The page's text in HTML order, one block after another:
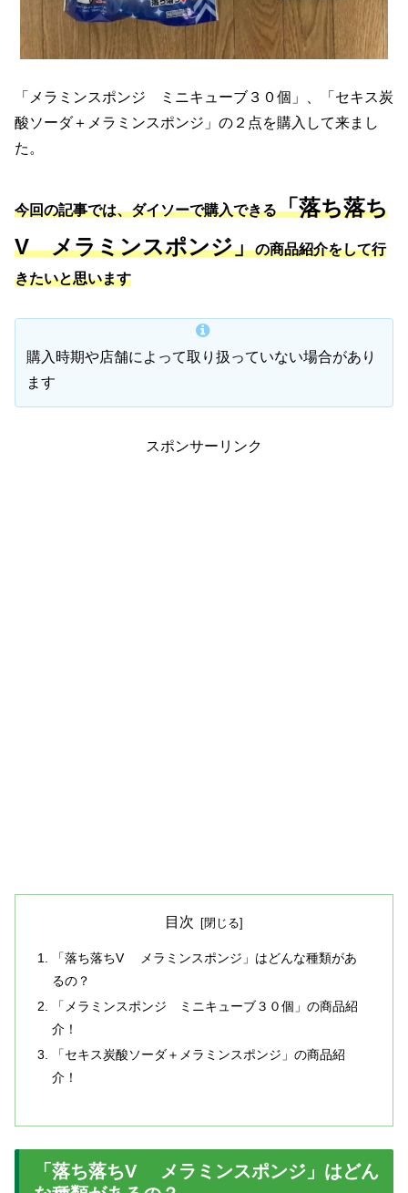
「メラミンスポンジ ミニキューブ３０個」、「セキス炭
酸ソーダ＋メラミンスポンジ」の２点を購入して来まし
た。
今回の記事では、ダイソーで購入できる「落ち落ち
V メラミンスポンジ」の商品紹介をして行
きたいと思います
購入時期や店舗によって取り扱っていない場合があり
ます
スポンサーリンク
目次
「落ち落ちV メラミンスポンジ」はどんな種類があ
るの？
「メラミンスポンジ ミニキューブ３０個」の商品紹
介！
「セキス炭酸ソーダ＋メラミンスポンジ」の商品紹
介！
「落ち落ちV メラミンスポンジ」はどん